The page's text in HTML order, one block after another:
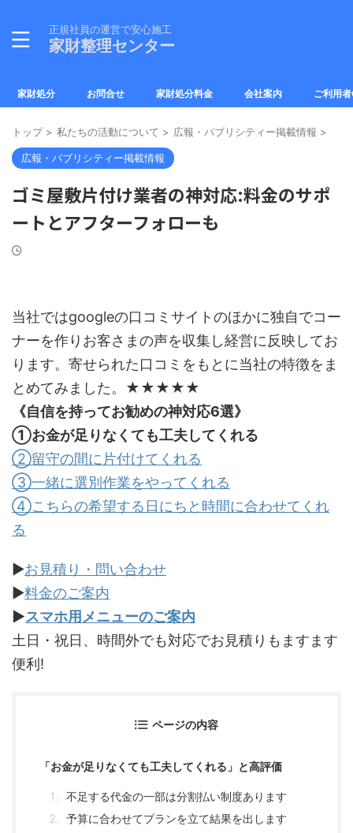
正規社員の運営で安心施工
家財整理センター
家財処分 お問合せ 家財処分料金 会社案内 ご利用
トップ > 私たちの活動について > 広報・パブリシティー掲載情報 >
広報・パブリシティー掲載情報
ゴミ屋敷片付け業者の神対応:料金のサポ
ートとアフターフォローも
当社ではgoogleの口コミサイトのほかに独自でコー
ナーを作りお客さまの声を収集し経営に反映してお
ります。寄せられた口コミをもとに当社の特徴をま
とめてみました。★★★★★
《自信を持ってお勧めの神対応6選》
①お金が足りなくても工夫してくれる
②留守の間に片付けてくれる
③一緒に選別作業をやってくれる
④こちらの希望する日にちと時間に合わせてくれ
る
▶お見積り・問い合わせ
▶料金のご案内
▶スマホ用メニューのご案内
土日・祝日、時間外でも対応でお見積りもますます
便利!
ページの内容
「お金が足りなくても工夫してくれる」と高評価
不足する代金の一部は分割払い制度あります
予算に合わせてプランを立て結果を出します